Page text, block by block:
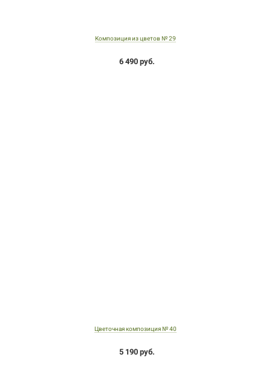
Композиция из цветов № 29
6 490 руб.
Цветочная композиция № 40
5 190 руб.